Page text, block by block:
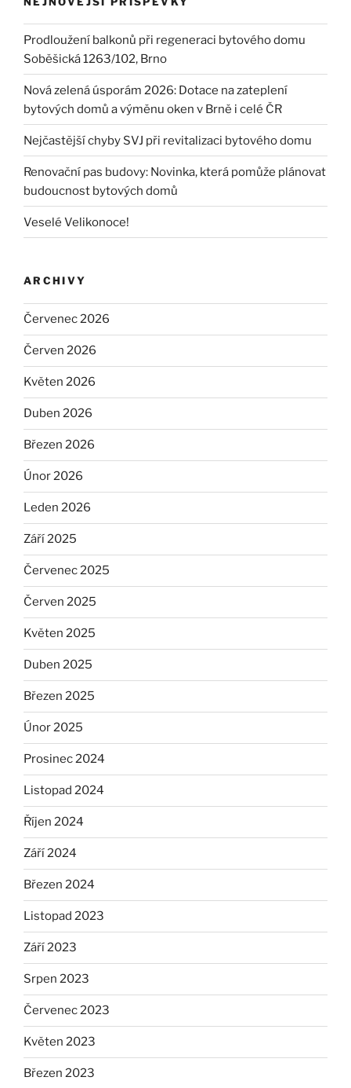
Prodloužení balkonů při regeneraci bytového domu
Soběšická 1263/102, Brno
Nová zelená úsporám 2026: Dotace na zateplení
bytových domů a výměnu oken v Brně i celé ČR
Nejčastější chyby SVJ při revitalizaci bytového domu
Renovační pas budovy: Novinka, která pomůže plánovat
budoucnost bytových domů
Veselé Velikonoce!
ARCHIVY
Červenec 2026
Červen 2026
Květen 2026
Duben 2026
Březen 2026
Únor 2026
Leden 2026
Září 2025
Červenec 2025
Červen 2025
Květen 2025
Duben 2025
Březen 2025
Únor 2025
Prosinec 2024
Listopad 2024
Říjen 2024
Září 2024
Březen 2024
Listopad 2023
Září 2023
Srpen 2023
Červenec 2023
Květen 2023
Březen 2023